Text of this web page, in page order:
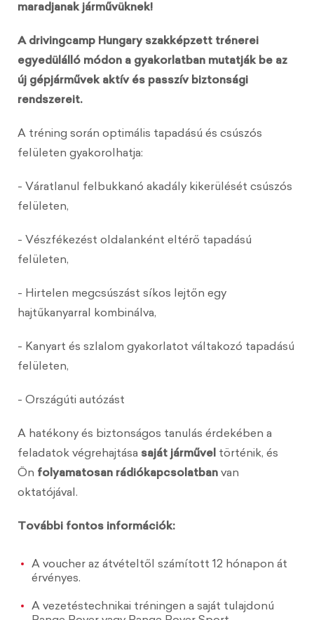
maradjanak járművüknek!
A drivingcamp Hungary szakképzett trénerei
egyedülálló módon a gyakorlatban mutatják be az
új gépjárművek aktív és passzív biztonsági
rendszereit.
A tréning során optimális tapadású és csúszós
felületen gyakorolhatja:
- Váratlanul felbukkanó akadály kikerülését csúszós
felületen,
- Vészfékezést oldalanként eltérő tapadású
felületen,
- Hirtelen megcsúszást síkos lejtőn egy
hajtűkanyarral kombinálva,
- Kanyart és szlalom gyakorlatot váltakozó tapadású
felületen,
- Országúti autózást
A hatékony és biztonságos tanulás érdekében a
feladatok végrehajtása saját járművel történik, és
Ön folyamatosan rádiókapcsolatban van
oktatójával.
További fontos információk:
A voucher az átvételtől számított 12 hónapon át
érvényes.
A vezetéstechnikai tréningen a saját tulajdonú